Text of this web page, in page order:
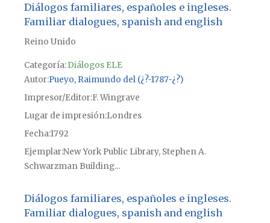
Diálogos familiares, españoles e ingleses.
Familiar dialogues, spanish and english
Reino Unido
Categoría:Diálogos ELE
Autor Pueyo, Raimundo del (¿?-1787-¿?)
Impresor/Editor F. Wingrave
Lugar de impresiónLondres
Fecha1792
Ejemplar New York Public Library, Stephen A.
Schwarzman Building...
Diálogos familiares, españoles e ingleses.
Familiar dialogues, spanish and english